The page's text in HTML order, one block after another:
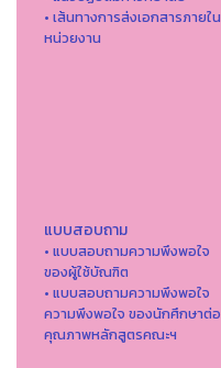
• เส้นทางการส่งเอกสารภายใน
หน่วยงาน
แบบสอบถาม
• แบบสอบถามความพึงพอใจ
ของผู้ใช้บัณฑิต
• แบบสอบถามความพึงพอใจ
ความพึงพอใจ ของนักศึกษาต่อ
คุณภาพหลักสูตรคณะฯ